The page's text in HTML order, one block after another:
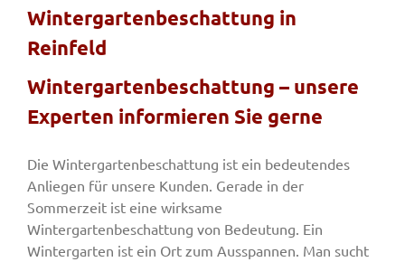
Außen & Innen
Fenster & Türen
Tore
Smart Home
Wintergartenbeschattung in
Reinfeld
Wintergartenbeschattung – unsere
Experten informieren Sie gerne
Die Wintergartenbeschattung ist ein bedeutendes
Anliegen für unsere Kunden. Gerade in der
Sommerzeit ist eine wirksame
Wintergartenbeschattung von Bedeutung. Ein
Wintergarten ist ein Ort zum Ausspannen. Man sucht